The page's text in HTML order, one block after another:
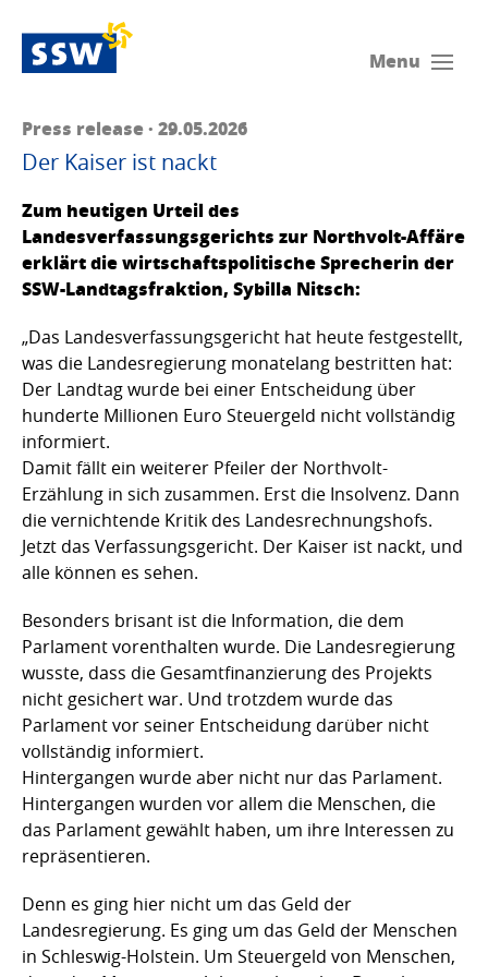
Menu
Press release · 29.05.2026
Der Kaiser ist nackt
Zum heutigen Urteil des
Landesverfassungsgerichts zur Northvolt-Affäre
erklärt die wirtschaftspolitische Sprecherin der
SSW-Landtagsfraktion, Sybilla Nitsch:
„Das Landesverfassungsgericht hat heute festgestellt,
was die Landesregierung monatelang bestritten hat:
Der Landtag wurde bei einer Entscheidung über
hunderte Millionen Euro Steuergeld nicht vollständig
informiert.
Damit fällt ein weiterer Pfeiler der Northvolt-
Erzählung in sich zusammen. Erst die Insolvenz. Dann
die vernichtende Kritik des Landesrechnungshofs.
Jetzt das Verfassungsgericht. Der Kaiser ist nackt, und
alle können es sehen.
Besonders brisant ist die Information, die dem
Parlament vorenthalten wurde. Die Landesregierung
wusste, dass die Gesamtfinanzierung des Projekts
nicht gesichert war. Und trotzdem wurde das
Parlament vor seiner Entscheidung darüber nicht
vollständig informiert.
Hintergangen wurde aber nicht nur das Parlament.
Hintergangen wurden vor allem die Menschen, die
das Parlament gewählt haben, um ihre Interessen zu
repräsentieren.
Denn es ging hier nicht um das Geld der
Landesregierung. Es ging um das Geld der Menschen
in Schleswig-Holstein. Um Steuergeld von Menschen,